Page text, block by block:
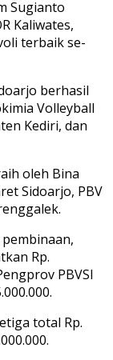
Sugianto
Kaliwates,
terbaik se-
berhasil
Volleyball
Kediri, dan
oleh Bina
Sidoarjo, PBV
Rp.
PBVSI
total Rp.